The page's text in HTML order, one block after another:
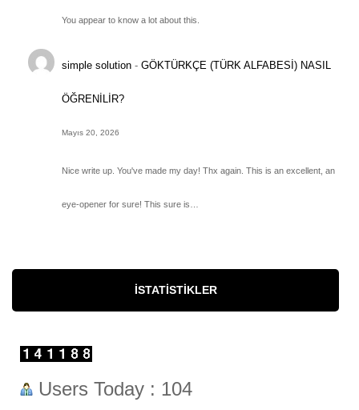
You appear to know a lot about this.
simple solution -GÖKTÜRKÇE (TÜRK ALFABESİ) NASIL
ÖĞRENİLİR?
Mayıs 20, 2026
Nice write up. You've made my day! Thx again. This is an excellent, an
eye-opener for sure! This sure is…
İSTATISTIKLER
Users Today : 104